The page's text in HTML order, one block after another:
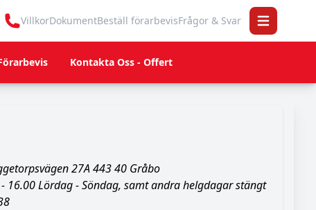
VillkorDokumentBeställ förarbevisFrågor & Svar Open main
Kontakta Oss - Offert
27A 443 40 Gråbo
16.00Lördag - Söndag, samt andra helgdagar stängt